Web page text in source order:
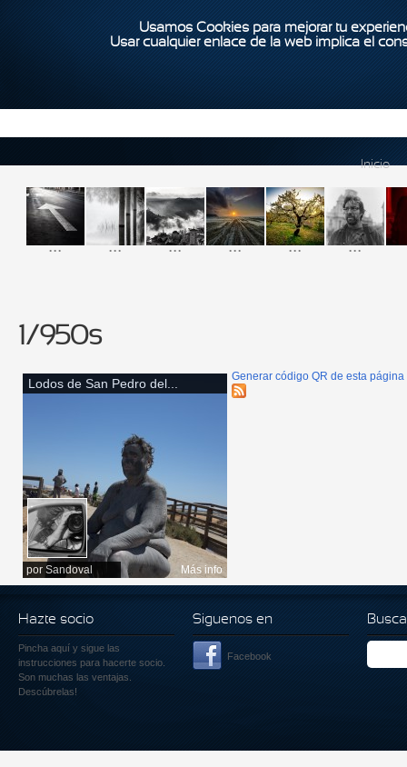
Usamos Cookies para mejorar tu
Usar cualquier enlace de la web implica el
Inicio
... ... ... ... ... ...
1/950s
Lodos de San Pedro del...
por Sandoval Más info
Generar código QR de esta página
Hazte socio
Pincha aquí y sigue las
instrucciones para hacerte socio.
Son muchas las ventajas.
Descúbrelas!
Siguenos en
Facebook